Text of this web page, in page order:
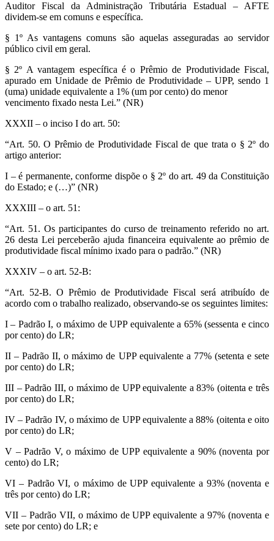
Auditor Fiscal da Administração Tributária Estadual – AFTE
dividem-se em comuns e específica.
§ 1º As vantagens comuns são aquelas asseguradas ao servidor
público civil em geral.
§ 2º A vantagem específica é o Prêmio de Produtividade Fiscal,
apurado em Unidade de Prêmio de Produtividade – UPP, sendo 1
(uma) unidade equivalente a 1% (um por cento) do menor
vencimento fixado nesta Lei.” (NR)
XXXII – o inciso I do art. 50:
“Art. 50. O Prêmio de Produtividade Fiscal de que trata o § 2º do
artigo anterior:
I – é permanente, conforme dispõe o § 2º do art. 49 da Constituição
do Estado; e (…)” (NR)
XXXIII – o art. 51:
“Art. 51. Os participantes do curso de treinamento referido no art.
26 desta Lei perceberão ajuda financeira equivalente ao prêmio de
produtividade fiscal mínimo ixado para o padrão.” (NR)
XXXIV – o art. 52-B:
“Art. 52-B. O Prêmio de Produtividade Fiscal será atribuído de
acordo com o trabalho realizado, observando-se os seguintes limites:
I – Padrão I, o máximo de UPP equivalente a 65% (sessenta e cinco
por cento) do LR;
II – Padrão II, o máximo de UPP equivalente a 77% (setenta e sete
por cento) do LR;
III – Padrão III, o máximo de UPP equivalente a 83% (oitenta e três
por cento) do LR;
IV – Padrão IV, o máximo de UPP equivalente a 88% (oitenta e oito
por cento) do LR;
V – Padrão V, o máximo de UPP equivalente a 90% (noventa por
cento) do LR;
VI – Padrão VI, o máximo de UPP equivalente a 93% (noventa e
três por cento) do LR;
VII – Padrão VII, o máximo de UPP equivalente a 97% (noventa e
sete por cento) do LR; e